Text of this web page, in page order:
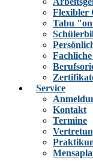
Flexibler
Tabu
Service
Kontakt
Termine